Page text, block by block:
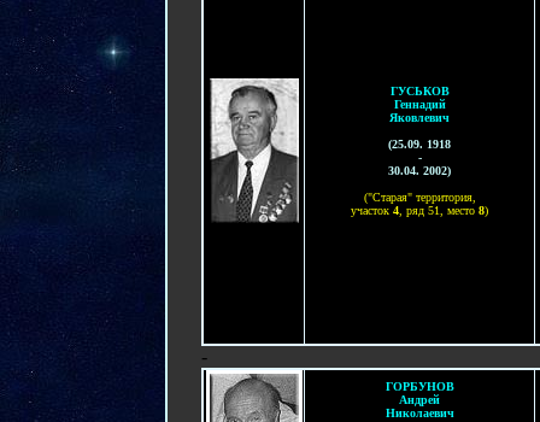
ГУСЬКОВ
Геннадий
Яковлевич
(25.09. 1918
-
30.04. 2002)
("Старая" территория,
участок 4, ряд 51, место 8)
-
ГОРБУНОВ
Андрей
Николаевич